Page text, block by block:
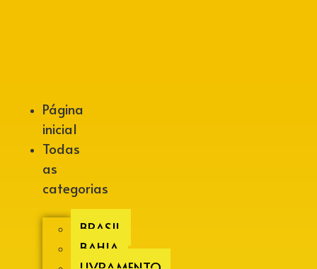
Página
inicial
Todas
as
categorias
BRASIL
BAHIA